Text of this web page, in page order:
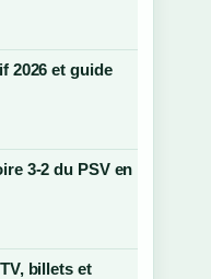
2026 et guide
3-2 du PSV en
billets et